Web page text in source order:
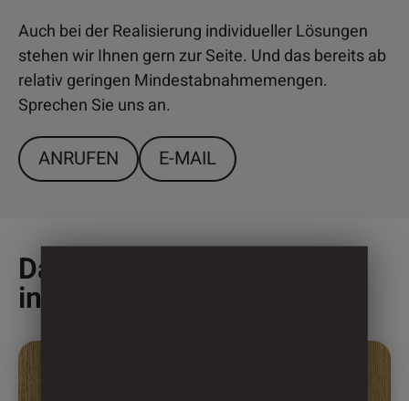
Auch bei der Realisierung individueller Lösungen
stehen wir Ihnen gern zur Seite. Und das bereits ab
relativ geringen Mindestabnahmemengen.
Sprechen Sie uns an.
ANRUFEN E-MAIL
Das könnte Sie auch
interessieren
Dieses
Produkt